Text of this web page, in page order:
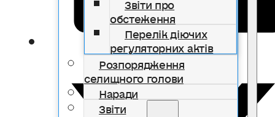
обстеження
Перелік діючих
регуляторних актів
Розпорядження
селищного голови
Наради
Звіти